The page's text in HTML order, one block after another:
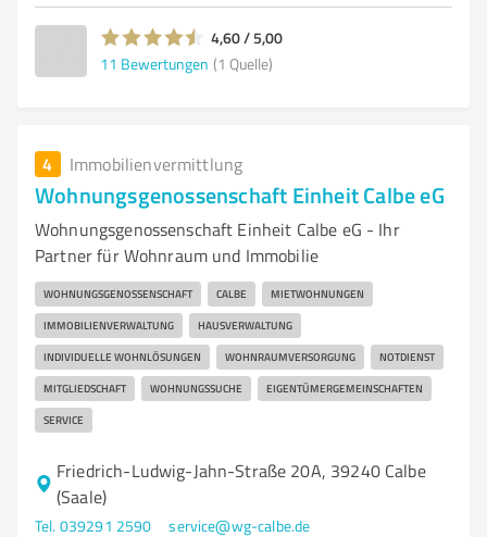
4,60 / 5,00
11 Bewertungen (1 Quelle)
4 Immobilienvermittlung
Wohnungsgenossenschaft Einheit Calbe eG
Wohnungsgenossenschaft Einheit Calbe eG - Ihr
Partner für Wohnraum und Immobilie
WOHNUNGSGENOSSENSCHAFT CALBE MIETWOHNUNGEN
IMMOBILIENVERWALTUNG HAUSVERWALTUNG
INDIVIDUELLE WOHNLÖSUNGEN WOHNRAUMVERSORGUNG NOTDIENST
MITGLIEDSCHAFT WOHNUNGSSUCHE EIGENTÜMERGEMEINSCHAFTEN
SERVICE
Friedrich-Ludwig-Jahn-Straße 20A, 39240 Calbe
(Saale)
Tel. 039291 2590
service@wg-calbe.de